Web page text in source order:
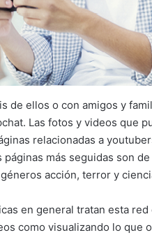
de ellos o con amigos y
Las fotos y videos que
relacionadas a
más seguidas son
acción, terror y
en general tratan esta
como visualizando lo que